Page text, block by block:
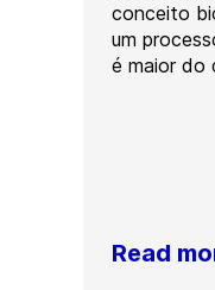
conceito
um
é maior do
Read